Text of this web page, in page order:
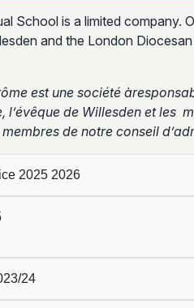
School is a limited company.
and the London
est une société
l’évêque de Willesden et les
de notre conseil
2025 2026
24